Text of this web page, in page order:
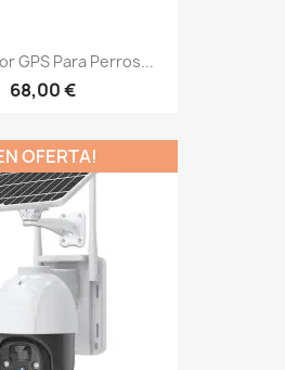
GPS Para Perros...
68,00 €
OFERTA!